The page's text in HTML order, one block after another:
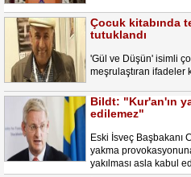
Çocuk kitabında
tutuklandı
'Gül ve Düşün' isimli
meşrulaştıran ifadeler
Bildt: "Kur'an'ın
edilemez"
Eski İsveç Başbakanı
yakma
yakılması asla kabul